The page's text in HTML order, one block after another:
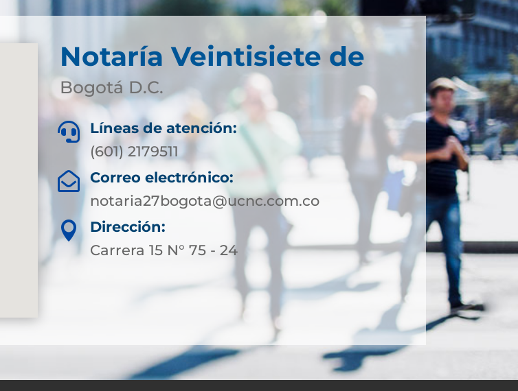
Notaría Veintisiete de
Bogotá D.C.

Líneas de atención:
(601) 2179511
 Correo electrónico:
notaria27bogota@ucnc.com.co

Dirección:
Carrera 15 N° 75 - 24